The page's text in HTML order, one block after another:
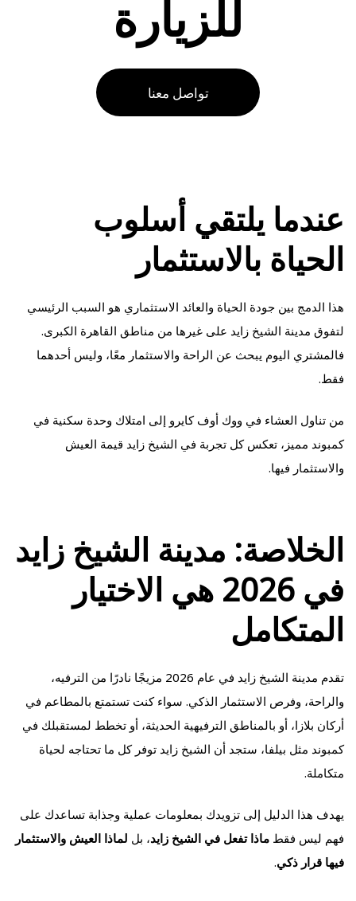
للزيارة
تواصل معنا
عندما يلتقي أسلوب
الحياة بالاستثمار
هذا الدمج بين جودة الحياة والعائد الاستثماري هو السبب الرئيسي
لتفوق مدينة الشيخ زايد على غيرها من مناطق القاهرة الكبرى.
فالمشتري اليوم يبحث عن الراحة والاستثمار معًا، وليس أحدهما
فقط.
من تناول العشاء في ووك أوف كايرو إلى امتلاك وحدة سكنية في
كمبوند مميز، تعكس كل تجربة في الشيخ زايد قيمة العيش
والاستثمار فيها.
الخلاصة: مدينة الشيخ زايد
في 2026 هي الاختيار
المتكامل
تقدم مدينة الشيخ زايد في عام 2026 مزيجًا نادرًا من الترفيه،
والراحة، وفرص الاستثمار الذكي. سواء كنت تستمتع بالمطاعم في
أركان بلازا، أو بالمناطق الترفيهية الحديثة، أو تخطط لمستقبلك في
كمبوند مثل بيلفا، ستجد أن الشيخ زايد توفر كل ما تحتاجه لحياة
متكاملة.
يهدف هذا الدليل إلى تزويدك بمعلومات عملية وجذابة تساعدك على
فهم ليس فقط ماذا تفعل في الشيخ زايد، بل لماذا العيش والاستثمار
فيها قرار ذكي.